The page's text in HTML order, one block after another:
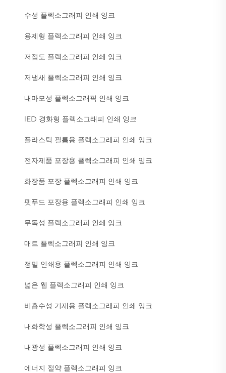
수성 플렉소그래피 인쇄 잉크
용제형 플렉소그래피 인쇄 잉크
저점도 플렉소그래피 인쇄 잉크
저냄새 플렉소그래피 인쇄 잉크
내마모성 플렉소그래픽 인쇄 잉크
lED 경화형 플렉소그래피 인쇄 잉크
플라스틱 필름용 플렉소그래피 인쇄 잉크
전자제품 포장용 플렉소그래피 인쇄 잉크
화장품 포장 플렉소그래피 인쇄 잉크
펫푸드 포장용 플렉소그래피 인쇄 잉크
무독성 플렉소그래피 인쇄 잉크
매트 플렉소그래피 인쇄 잉크
정밀 인쇄용 플렉소그래피 인쇄 잉크
넓은 웹 플렉소그래피 인쇄 잉크
비흡수성 기재용 플렉소그래피 인쇄 잉크
내화학성 플렉소그래피 인쇄 잉크
내광성 플렉소그래피 인쇄 잉크
에너지 절약 플렉소그래피 잉크